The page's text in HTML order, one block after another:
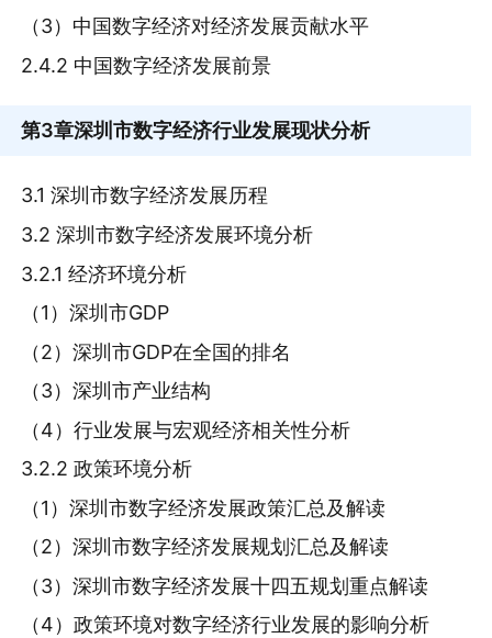
（3）中国数字经济对经济发展贡献水平
2.4.2 中国数字经济发展前景
第3章深圳市数字经济行业发展现状分析
3.1 深圳市数字经济发展历程
3.2 深圳市数字经济发展环境分析
3.2.1 经济环境分析
（1）深圳市GDP
（2）深圳市GDP在全国的排名
（3）深圳市产业结构
（4）行业发展与宏观经济相关性分析
3.2.2 政策环境分析
（1）深圳市数字经济发展政策汇总及解读
（2）深圳市数字经济发展规划汇总及解读
（3）深圳市数字经济发展十四五规划重点解读
（4）政策环境对数字经济行业发展的影响分析